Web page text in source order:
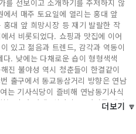
를 선보이고 소개하기를 주저하지 않
서 매주 토요일에 열리는 홍대 앞
대 앞 희망시장 등 재기 발랄한 작
서 비롯되었다. 쇼핑과 맛집에 이어
있고 젊음과 트렌드, 감각과 역동이
. 낮에는 다채로운 숍이 형형색색
진 불야성 역시 청춘들이 한결같이
출구에서 동교동삼거리 방향은 연남
는 기사식당이 즐비해 연남동기사식
는 숍과 카페, 식당이 그 자리를 대신
탈리아, 프랑스 등 각국의 음식을 맛
더보기 🔽